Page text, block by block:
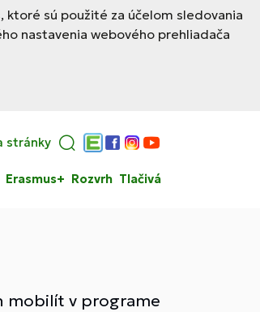
ktoré sú použité za účelom sledovania
nastavenia webového prehliadača
stránky
Edupage
Facebook
Instagram
YouTube
Erasmus+ Rozvrh Tlačivá
mobilít v programe